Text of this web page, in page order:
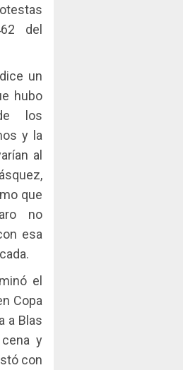
del
un
hubo
los
y la
al
que
no
esa
el
Copa
a Blas
y
con